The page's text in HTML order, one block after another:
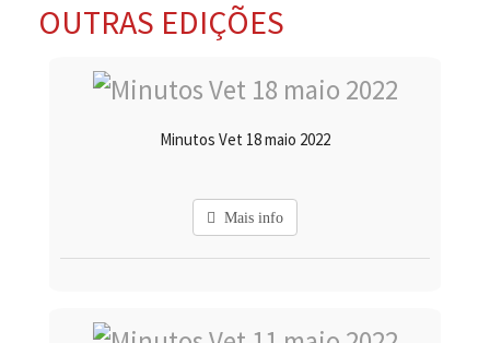
OUTRAS EDIÇÕES
Minutos Vet 18 maio 2022
Mais info